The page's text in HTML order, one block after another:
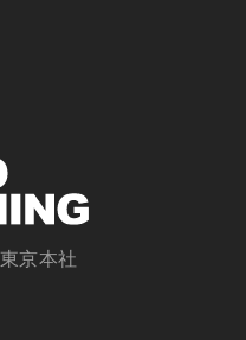
京本社